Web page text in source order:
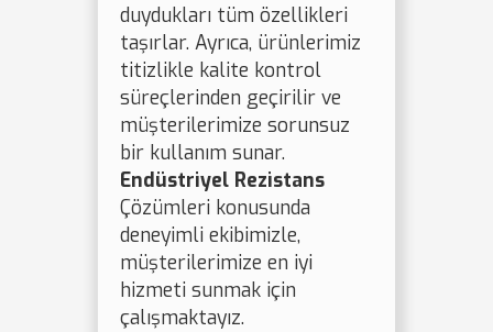
duydukları tüm özellikleri
taşırlar. Ayrıca, ürünlerimiz
titizlikle kalite kontrol
süreçlerinden geçirilir ve
müşterilerimize sorunsuz
bir kullanım sunar.
Endüstriyel Rezistans
Çözümleri konusunda
deneyimli ekibimizle,
müşterilerimize en iyi
hizmeti sunmak için
çalışmaktayız.